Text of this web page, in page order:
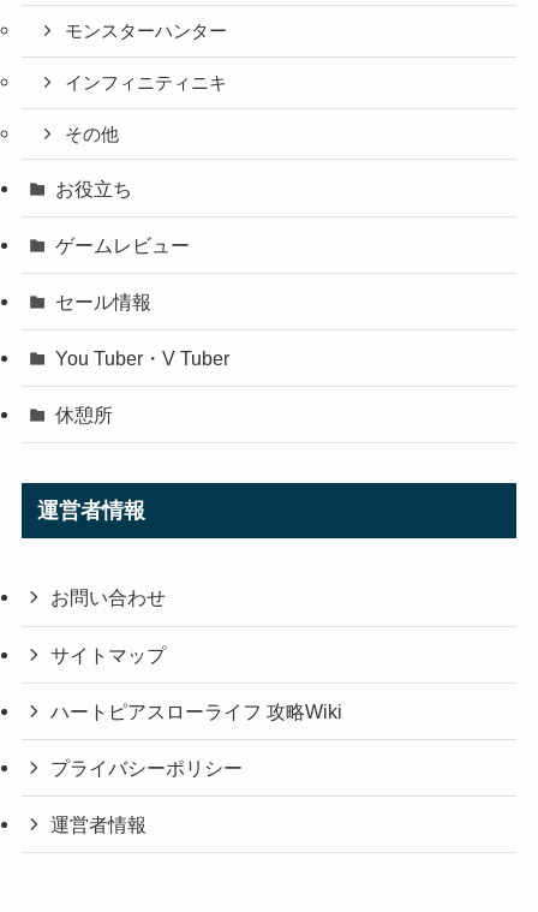
モンスターハンター
インフィニティニキ
その他
お役立ち
ゲームレビュー
セール情報
You Tuber・V Tuber
休憩所
運営者情報
お問い合わせ
サイトマップ
ハートピアスローライフ 攻略Wiki
プライバシーポリシー
運営者情報